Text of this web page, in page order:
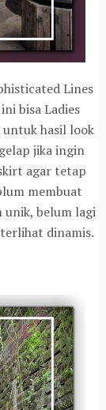
Lines
bisa Ladies
untuk hasil look
jika ingin
agar tetap
membuat
belum lagi
dinamis.